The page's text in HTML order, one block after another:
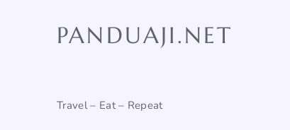
PANDUAJI.NET
Travel – Eat – Repeat